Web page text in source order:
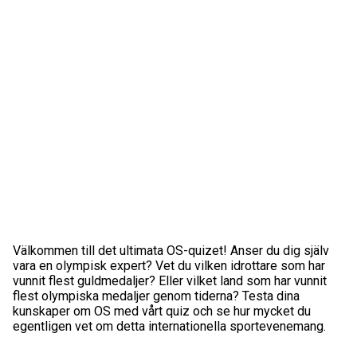
Välkommen till det ultimata OS-quizet! Anser du dig själv
vara en olympisk expert? Vet du vilken idrottare som har
vunnit flest guldmedaljer? Eller vilket land som har vunnit
flest olympiska medaljer genom tiderna? Testa dina
kunskaper om OS med vårt quiz och se hur mycket du
egentligen vet om detta internationella sportevenemang.